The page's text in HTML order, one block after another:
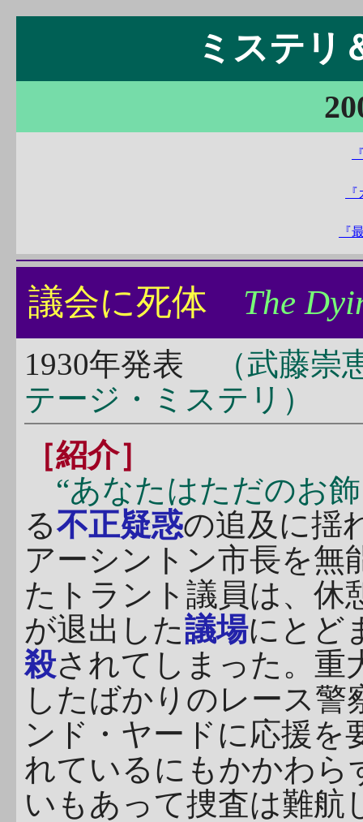
ミステリ
『
議会に死体 The
1930年発表
（武藤
テージ・ミステリ）
［紹介］
“あなたはただのお
る不正疑惑の追及に揺
アーシントン市長を無
たトラント議員は、休
が退出した議場にとど
殺されてしまった。重
したばかりのレース
ンド・ヤードに応援を
れているにもかかわら
いもあって捜査は難